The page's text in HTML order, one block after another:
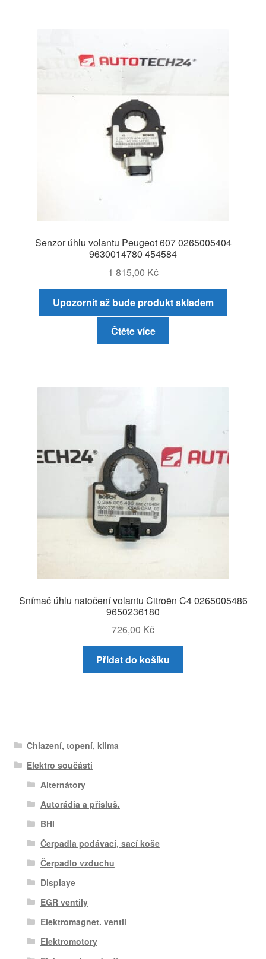
Senzor úhlu volantu Peugeot 607 0265005404
9630014780 454584
1 815,00 Kč
Upozornit až bude produkt skladem
Čtěte více
Snímač úhlu natočení volantu Citroën C4 0265005486
9650236180
726,00 Kč
Přidat do košíku
Chlazení, topení, klima
Elektro součásti
Alternátory
Autorádia a přísluš.
BHI
Čerpadla podávací, sací koše
Čerpadlo vzduchu
Displaye
EGR ventily
Elektromagnet. ventil
Elektromotory